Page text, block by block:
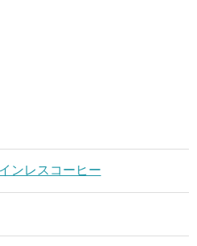
ンレスコーヒー